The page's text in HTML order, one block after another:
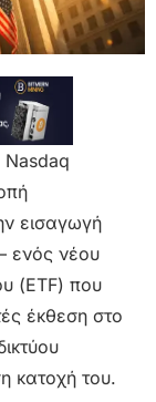
Nasdaq
εισαγωγή
ενός νέου
(ETF) που
έκθεση στο
κατοχή του.